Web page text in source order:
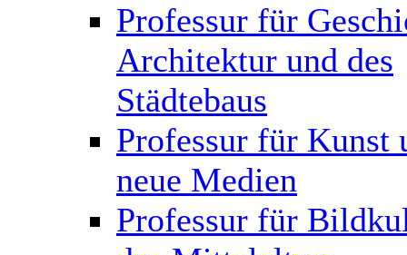
Professur für
Architektur und des
Städtebaus
Professur für Kunst
neue Medien
Professur für